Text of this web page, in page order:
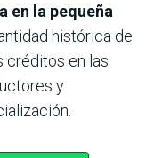
en la pequeña
histórica de
créditos en las
y